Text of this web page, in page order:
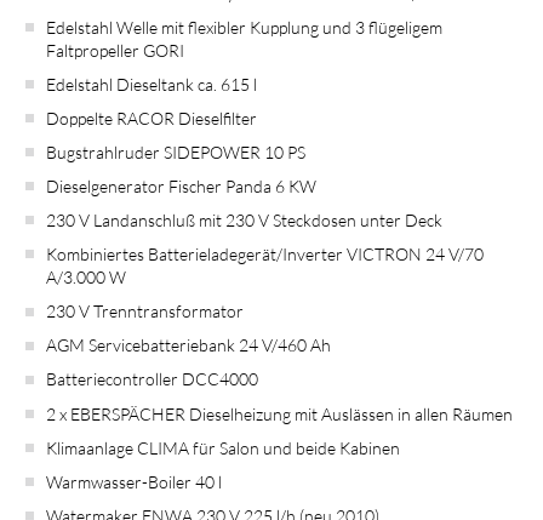
Edelstahl Welle mit flexibler Kupplung und 3 flügeligem
Faltpropeller GORI
Edelstahl Dieseltank ca. 615 l
Doppelte RACOR Dieselfilter
Bugstrahlruder SIDEPOWER 10 PS
Dieselgenerator Fischer Panda 6 KW
230 V Landanschluß mit 230 V Steckdosen unter Deck
Kombiniertes Batterieladegerät/Inverter VICTRON 24 V/70
A/3.000 W
230 V Trenntransformator
AGM Servicebatteriebank 24 V/460 Ah
Batteriecontroller DCC4000
2 x EBERSPÄCHER Dieselheizung mit Auslässen in allen Räumen
Klimaanlage CLIMA für Salon und beide Kabinen
Warmwasser-Boiler 40 l
Watermaker ENWA 230 V 225 l/h (neu 2010)